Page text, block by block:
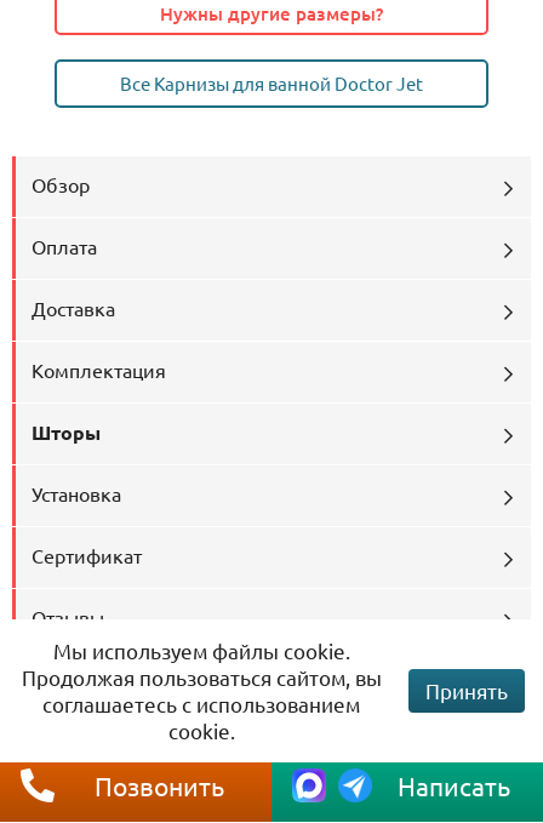
Нужны другие размеры?
Все Карнизы для ванной Doctor Jet
Обзор
Оплата
Доставка
Комплектация
Шторы
Установка
Сертификат
Отзывы
Рекомендуем посмотреть
Позвонить Написать
Мы используем файлы cookie.
Продолжая пользоваться сайтом, вы
соглашаетесь с использованием
cookie.
Принять